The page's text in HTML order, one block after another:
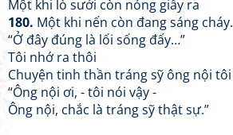
Một khi lò sưởi còn nóng giẫy ra
180. Một khi nến còn đang sáng cháy.
“Ở đây đúng là lối sống đấy…”
Tôi nhớ ra thôi
Chuyện tinh thần tráng sỹ ông nội tôi
“Ông nội ơi, - tôi nói vậy -
Ông nội, chắc là tráng sỹ thật sự.”